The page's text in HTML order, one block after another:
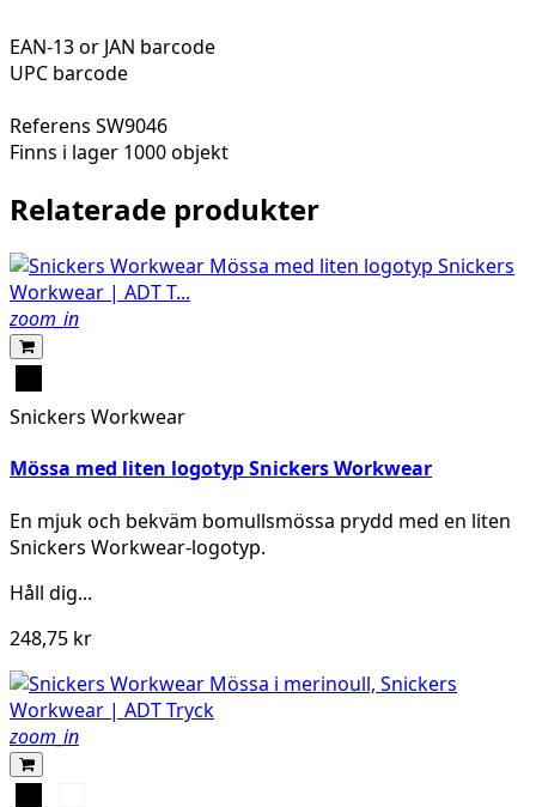
EAN-13 or JAN barcode
UPC barcode
Referens SW9046
Finns i lager 1000 objekt
Relaterade produkter
zoom_in
Snickers Workwear
Mössa med liten logotyp Snickers Workwear
En mjuk och bekväm bomullsmössa prydd med en liten
Snickers Workwear-logotyp.
Håll dig...
248,75 kr
zoom_in